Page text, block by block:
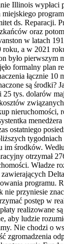
Illinois wypłaci
ds. Reparacji.
oraz
w latach
roku, a w 2021
było pierwszym
formalny plan
łącznie
są środki?
tys. dolarów
nieruchomości,
menedżera
ostatniego
środków.
otrzymał
Władze
programu.
nie przyniesie
postęp w
realizowane
aby ludzie
Nie chodzi o
zgromadzenia